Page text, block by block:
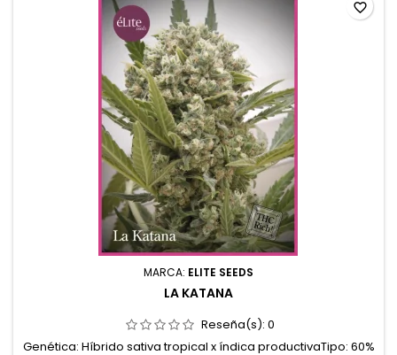
MARCA: ELITE SEEDS
LA KATANA
Reseña(s): 0
Genética: Híbrido sativa tropical x índica productivaTipo: 60%
favorite_border